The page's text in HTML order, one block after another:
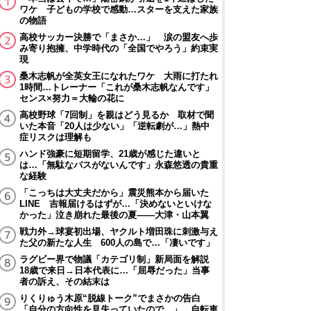
ワケ 子どもの学校で感動…スターを支えた家族
の物語
高校サッカー決勝で「まさか…」 涙の盟友へ歩
み寄り抱擁、中学時代の「全国でやろう」約束実
現
桑木志帆が全英女王になれたワケ 大雨に打たれ
1時間…トレーナー「これが桑木志帆なんです」
センス×努力＝大輪の花に
高校野球「7回制」を親はどう見るか 取材で聞
いた本音「20人は少ない」「逆転劇が…」熱中
症リスクは理解も
ハンド強豪に短期留学、21歳が感じた違いと
は…「無駄なパスがないんです」永森悠透の貴重
な経験
「こっちは大丈夫だから」震災熊本から届いた
LINE 吉報届けるはずが…「決めないといけな
かった」泣き崩れた最後の夏――大津・山本翼
戦力外→球宴初出場、ヤクルト増田珠に刺激与え
た父の新たな人生 600人の島で…「凄いです」
ラグビー界で物議「カテゴリ制」新局面を解説
18歳で来日→日本代表に…「屈辱だった」当事
者の訴え、その結末は
りくりゅう木原“脱線トーク”でまさかの告白